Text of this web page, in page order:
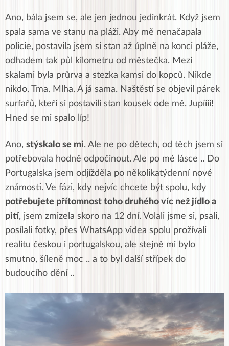
Ano, bála jsem se, ale jen jednou jedinkrát. Když jsem
spala sama ve stanu na pláži. Aby mě nenačapala
policie, postavila jsem si stan až úplně na konci pláže,
odhadem tak půl kilometru od městečka. Mezi
skalami byla průrva a stezka kamsi do kopců. Nikde
nikdo. Tma. Mlha. A já sama. Naštěstí se objevil párek
surfařů, kteří si postavili stan kousek ode mě. Jupíííí!
Hned se mi spalo líp!
Ano, stýskalo se mi. Ale ne po dětech, od těch jsem si
potřebovala hodně odpočinout. Ale po mé lásce .. Do
Portugalska jsem odjížděla po několikatýdenní nové
známosti. Ve fázi, kdy nejvíc chcete být spolu, kdy
potřebujete přítomnost toho druhého víc než jídlo a
pití, jsem zmizela skoro na 12 dní. Volali jsme si, psali,
posílali fotky, přes WhatsApp videa spolu prožívali
realitu českou i portugalskou, ale stejně mi bylo
smutno, šíleně moc .. a to byl další střípek do
budoucího dění ..